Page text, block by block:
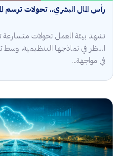
رأس المال البشري.. تحولات ترسم
تشهد بيئة العمل تحولات
النظر في نماذجها التنظيمية، وسط
في مواجهة...